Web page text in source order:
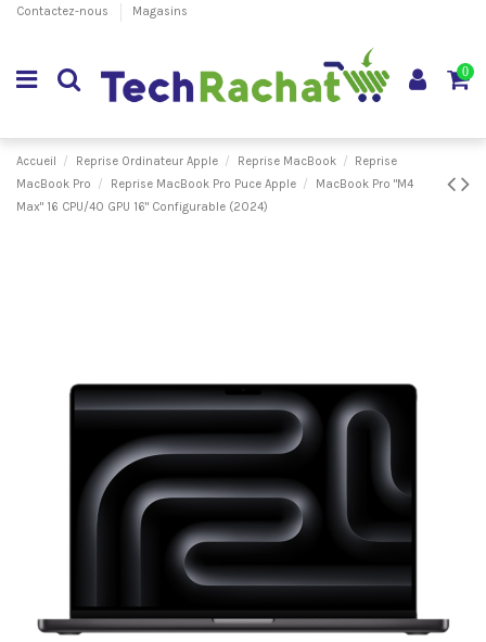
Contactez-nous Magasins
0
Accueil Reprise Ordinateur Apple Reprise MacBook
Reprise
MacBook Pro
Reprise MacBook Pro Puce Apple
MacBook Pro "M4
Max" 16 CPU/40 GPU 16" Configurable (2024)